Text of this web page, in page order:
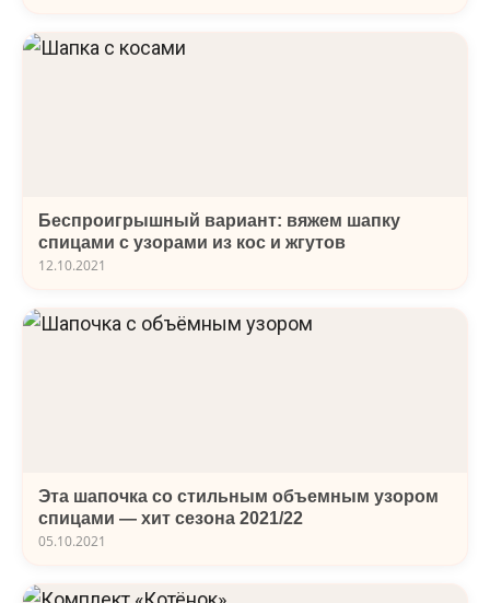
Беспроигрышный вариант: вяжем шапку
спицами с узорами из кос и жгутов
12.10.2021
Эта шапочка со стильным объемным узором
спицами — хит сезона 2021/22
05.10.2021